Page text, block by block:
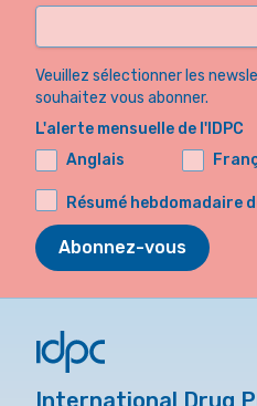
Veuillez sélectionner les
souhaitez vous abonner.
L'alerte mensuelle de l'IDPC
Anglais
Résumé hebdomadaire
Abonnez-vous
International Drug